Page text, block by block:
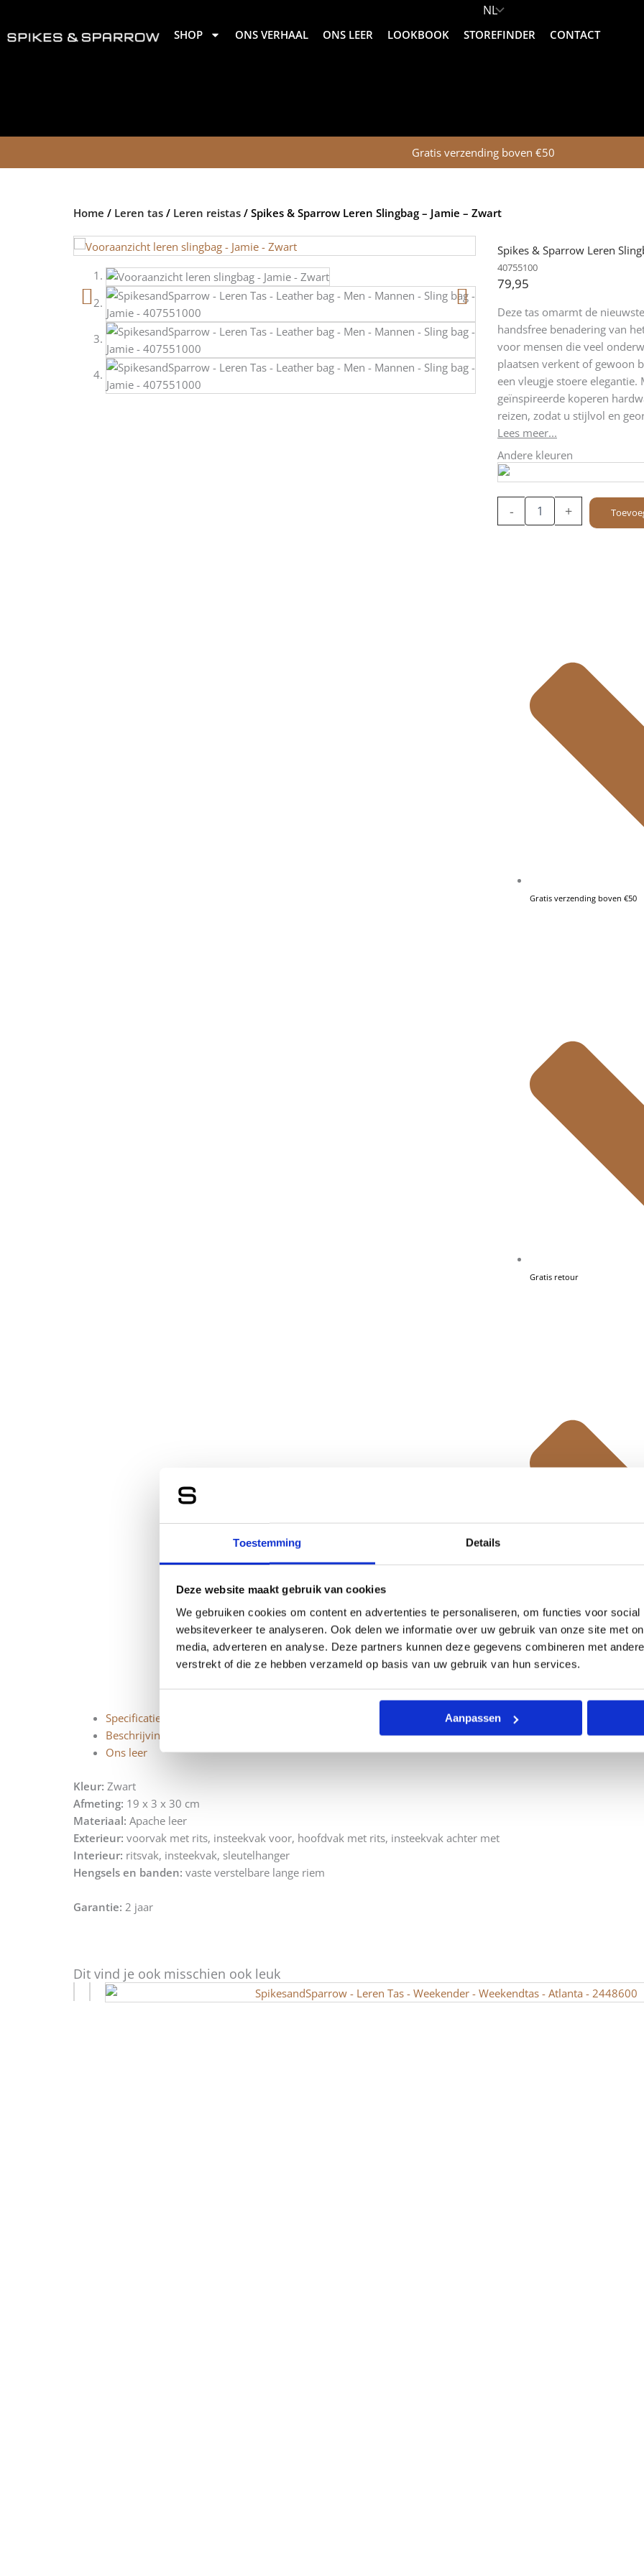
Toestemming Details
Deze website maakt gebruik van cookies
We gebruiken cookies om content en advertenties te personaliseren, om functies voor
websiteverkeer te analyseren. Ook delen we informatie over uw gebruik van onze site met
media, adverteren en analyse. Deze partners kunnen deze gegevens combineren met
verstrekt of die ze hebben verzameld op basis van uw gebruik van hun services.
Aanpassen
de
SHOP ONS VERHAAL ONS LEER LOOKBOOK STOREFINDER CONTACT
Gratis verzending boven €50
Home / Leren tas / Leren reistas / Spikes & Sparrow Leren Slingbag – Jamie – Zwart
Spikes & Sparrow Leren
40755100
79,95
Deze tas omarmt de
handsfree benadering van
voor mensen die veel
plaatsen verkent of gewoon
een vleugje stoere
geïnspireerde koperen
reizen, zodat u stijlvol en
Lees meer...
Andere kleuren
-
Slingbag
+
Gratis verzending boven €50
Gratis retour
Specificaties
Beschrijving
Ons leer
Kleur: Zwart
Afmeting: 19 x 3 x 30 cm
Materiaal: Apache leer
Exterieur: voorvak met rits, insteekvak voor, hoofdvak met rits, insteekvak achter met
Interieur: ritsvak, insteekvak, sleutelhanger
Hengsels en banden: vaste verstelbare lange riem
Garantie: 2 jaar
Dit vind je ook misschien ook leuk